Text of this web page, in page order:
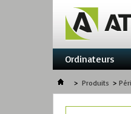
Ordinateurs
> Produits >